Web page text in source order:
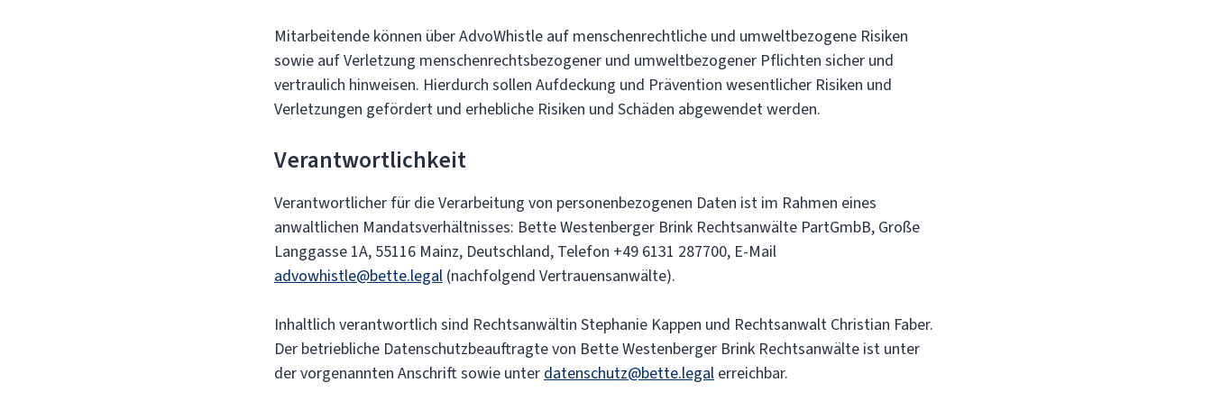
Mitarbeitende können über AdvoWhistle auf menschenrechtliche und umweltbezogene Risiken
sowie auf Verletzung menschenrechtsbezogener und umweltbezogener Pflichten sicher und
vertraulich hinweisen. Hierdurch sollen Aufdeckung und Prävention wesentlicher Risiken und
Verletzungen gefördert und erhebliche Risiken und Schäden abgewendet werden.
Verantwortlichkeit
Verantwortlicher für die Verarbeitung von personenbezogenen Daten ist im Rahmen eines
anwaltlichen Mandatsverhältnisses: Bette Westenberger Brink Rechtsanwälte PartGmbB, Große
Langgasse 1A, 55116 Mainz, Deutschland, Telefon +49 6131 287700, E-Mail
advowhistle@bette.legal (nachfolgend Vertrauensanwälte).
Inhaltlich verantwortlich sind Rechtsanwältin Stephanie Kappen und Rechtsanwalt Christian Faber.
Der betriebliche Datenschutzbeauftragte von Bette Westenberger Brink Rechtsanwälte ist unter
der vorgenannten Anschrift sowie unter datenschutz@bette.legal erreichbar.